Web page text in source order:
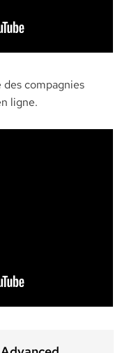
des compagnies
ligne.